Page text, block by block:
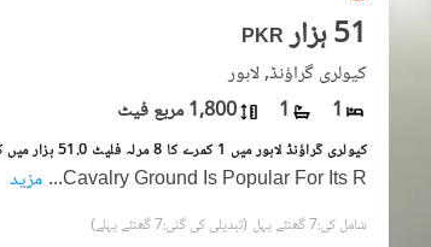
PKR 51 ہزار
کیولری گراؤنڈ, لاہور
1
1 1,800 مربع فیٹ
Cavalry Ground Is Popular For Its R
... مزید
شامل کی:7 گھنٹے پہل (تبدیلی کی گئی:7 گھنٹے پہلے)